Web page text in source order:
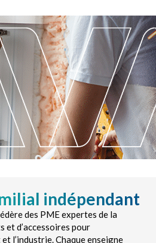
indépendant
des PME expertes de la
et d’accessoires pour
l’industrie. Chaque enseigne